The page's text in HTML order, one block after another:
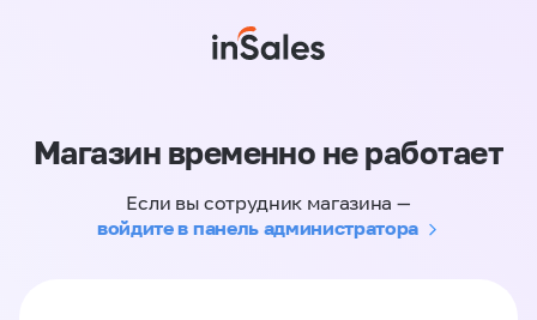
Магазин временно не работает
Если вы сотрудник магазина —
войдите в панель администратора